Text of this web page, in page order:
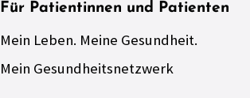
Für Patientinnen und Patienten
Mein Leben. Meine Gesundheit.
Mein Gesundheitsnetzwerk